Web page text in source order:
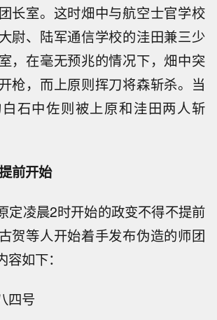
长室。这时畑中与航空士官学校
尉、陆军通信学校的洼田兼三少
，在毫无预兆的情况下，畑中突
枪，而上原则挥刀将森斩杀。当
石中佐则被上原和洼田两人斩
前开始
定凌晨2时开始的政变不得不提前
贺等人开始着手发布伪造的师团
如下：
四号